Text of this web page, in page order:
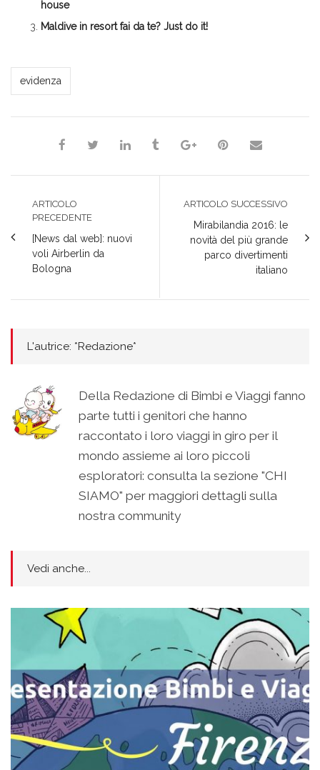
house
Maldive in resort fai da te? Just do it!
*Redazione*
evidenza
ARTICOLO
PRECEDENTE
[News dal web]: nuovi
voli Airberlin da
Bologna
ARTICOLO SUCCESSIVO
Mirabilandia 2016: le
novità del più grande
parco divertimenti
italiano
L'autrice: *Redazione*
Della Redazione di Bimbi e Viaggi fanno
parte tutti i genitori che hanno
raccontato i loro viaggi in giro per il
mondo assieme ai loro piccoli
esploratori: consulta la sezione "CHI
SIAMO" per maggiori dettagli sulla
nostra community
Vedi anche...